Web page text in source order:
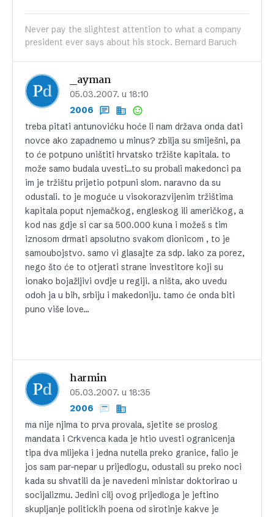
Never pay the slightest attention to what a company
president ever says about his stock. Bernard Baruch
_ayman
05.03.2007. u 18:10
2006
treba pitati antunovićku hoće li nam država onda dati
novce ako zapadnemo u minus? zbilja su smiješni, pa
to će potpuno uništiti hrvatsko tržište kapitala. to
može samo budala uvesti…to su probali makedonci pa
im je tržištu prijetio potpuni slom. naravno da su
odustali. to je moguće u visokorazvijenim tržištima
kapitala poput njemačkog, engleskog ili američkog, a
kod nas gdje si car sa 500.000 kuna i možeš s tim
iznosom drmati apsolutno svakom dionicom , to je
samoubojstvo. samo vi glasajte za sdp. lako za porez,
nego što će to otjerati strane investitore koji su
ionako bojažljivi ovdje u regiji. a ništa, ako uvedu
odoh ja u bih, srbiju i makedoniju. tamo će onda biti
puno više love…
harmin
05.03.2007. u 18:35
2006
ma nije njima to prva provala, sjetite se proslog
mandata i Crkvenca kada je htio uvesti ogranicenja
tipa dva mlijeka i jedna nutella preko granice, falio je
jos sam par-nepar u prijedlogu, odustali su preko noci
kada su shvatili da je navedeni ministar doktorirao u
socijalizmu. Jedini cilj ovog prijedloga je jeftino
skupljanje politickih poena od sirotinje kakve je